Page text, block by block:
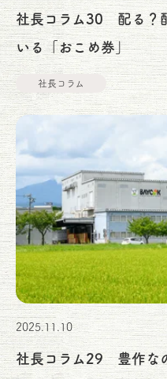
社長コラム30 配る？
いる「おこめ券」
社長コラム
2025.11.10
社長コラム29 豊作な